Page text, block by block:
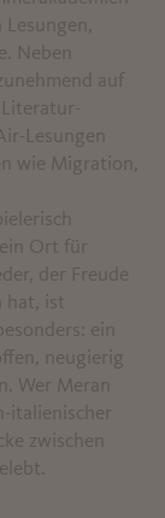
Neben
auf
Literatur-
Lesungen
wie Migration,
Ort für
der Freude
hat, ist
ein
neugierig
Wer Meran
italienischer
zwischen